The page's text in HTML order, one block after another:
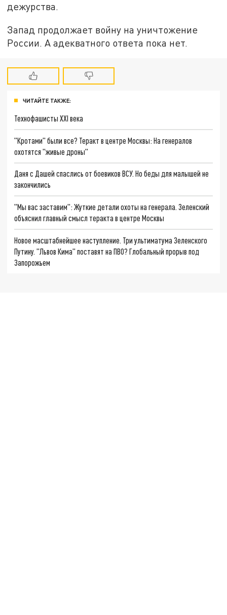
дежурства.
Запад продолжает войну на уничтожение
России. А адекватного ответа пока нет.
ЧИТАЙТЕ ТАКЖЕ:
Технофашисты XXI века
"Кротами" были все? Теракт в центре Москвы: На генералов
охотятся "живые дроны"
Даня с Дашей спаслись от боевиков ВСУ. Но беды для малышей не
закончились
"Мы вас заставим": Жуткие детали охоты на генерала. Зеленский
объяснил главный смысл теракта в центре Москвы
Новое масштабнейшее наступление. Три ультиматума Зеленского
Путину. "Львов Кима" поставят на ПВО? Глобальный прорыв под
Запорожьем